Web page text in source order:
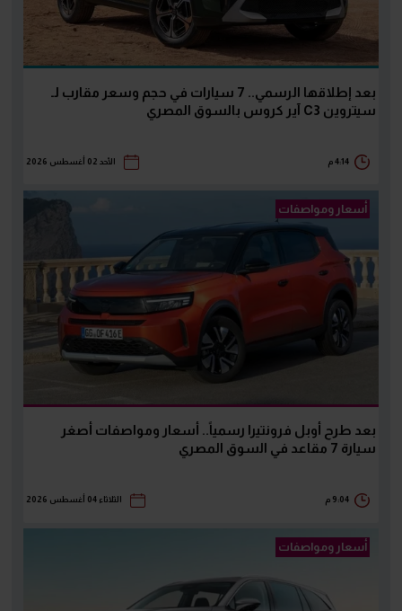
بعد إطلاقها الرسمي.. 7 سيارات في حجم وسعر مقارب لـ
سيتروين C3 آير كروس بالسوق المصري
4:14 م الأحد 02 أغسطس 2026
أسعار ومواصفات
بعد طرح أوبل فرونتيرا رسمياً.. أسعار ومواصفات أصغر
سيارة 7 مقاعد في السوق المصري
9:04 م الثلاثاء 04 أغسطس 2026
أسعار ومواصفات